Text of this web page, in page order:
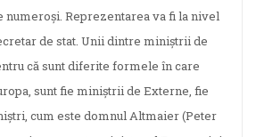
numeroşi. Reprezentarea va fi la nivel
de stat. Unii dintre miniştrii de
că sunt diferite formele în care
sunt fie miniştrii de Externe, fie
cum este domnul Altmaier (Peter